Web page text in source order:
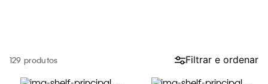
129 Filtrar e ordenar